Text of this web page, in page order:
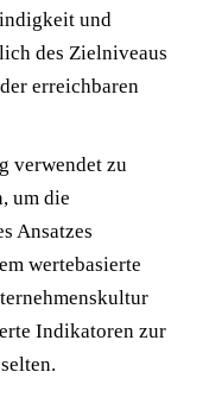
und
des Zielniveaus
erreichbaren
verwendet zu
um die
Ansatzes
wertebasierte
Indikatoren zur